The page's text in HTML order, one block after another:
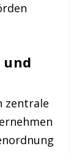
zentrale